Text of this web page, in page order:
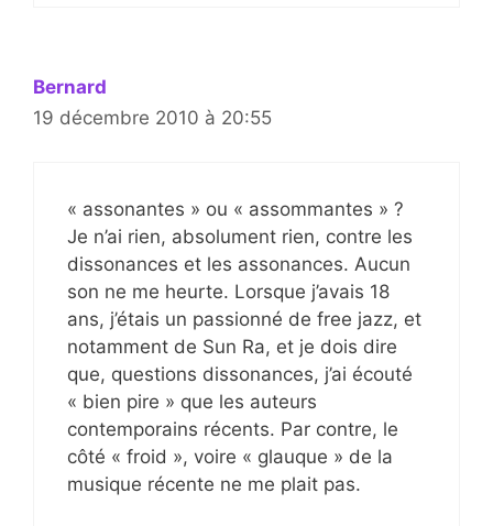
Bernard
19 décembre 2010 à 20:55
« assonantes » ou « assommantes » ?
Je n’ai rien, absolument rien, contre les
dissonances et les assonances. Aucun
son ne me heurte. Lorsque j’avais 18
ans, j’étais un passionné de free jazz, et
notamment de Sun Ra, et je dois dire
que, questions dissonances, j’ai écouté
« bien pire » que les auteurs
contemporains récents. Par contre, le
côté « froid », voire « glauque » de la
musique récente ne me plait pas.